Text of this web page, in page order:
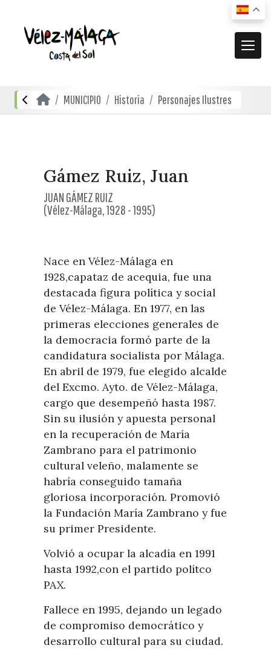
El municipio
Mapa interactivo
Localidades
Oficinas de Turismo
Atención al extranjero
Punto Ayuntamiento
Historia
Historia del municipio
Personajes Ilustres
Sectores
Artesanía
Empresas de subtropicales
DESCUBRE
De compras
Restauración
Gastronomía local
Visitas
Fiestas y eventos
Fiestas de singularidad turística
Semana Santa de Vélez-
Málaga
Galería fotográfica de eventos
Eventos
Noticias
RECURSOS
Vídeos promocionales
Guías turísticas
Direcciones y teléfonos del
Ayuntamiento
Encuestas
MUNICIPIO Historia Personajes Ilustres
Gámez Ruiz, Juan
JUAN GÁMEZ RUIZ
(Vélez-Málaga, 1928 - 1995)
Nace en Vélez-Málaga en
1928,capataz de acequia, fue una
destacada figura política y social
de Vélez-Málaga. En 1977, en las
primeras elecciones generales de
la democracia formó parte de la
candidatura socialista por Málaga.
En abril de 1979, fue elegido alcalde
del Excmo. Ayto. de Vélez-Málaga,
cargo que desempeñó hasta 1987.
Sin su ilusión y apuesta personal
en la recuperación de María
Zambrano para el patrimonio
cultural veleño, malamente se
habría conseguido tamaña
gloriosa incorporación. Promovió
la Fundación María Zambrano y fue
su primer Presidente.
Volvió a ocupar la alcadía en 1991
hasta 1992,con el partido polítco
PAX.
Fallece en 1995, dejando un legado
de compromiso democrático y
desarrollo cultural para su ciudad.